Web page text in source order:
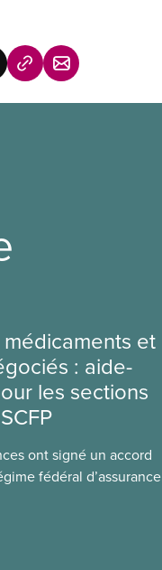
et
: aide-
les sections
ont signé un accord
fédéral d’assurance